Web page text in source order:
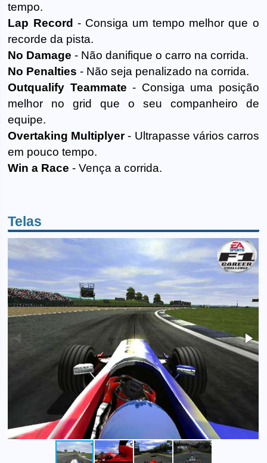
tempo.
Lap Record - Consiga um tempo melhor que o
recorde da pista.
No Damage - Não danifique o carro na corrida.
No Penalties - Não seja penalizado na corrida.
Outqualify Teammate - Consiga uma posição
melhor no grid que o seu companheiro de
equipe.
Overtaking Multiplyer- Ultrapasse vários carros
em pouco tempo.
Win a Race - Vença a corrida.
Telas